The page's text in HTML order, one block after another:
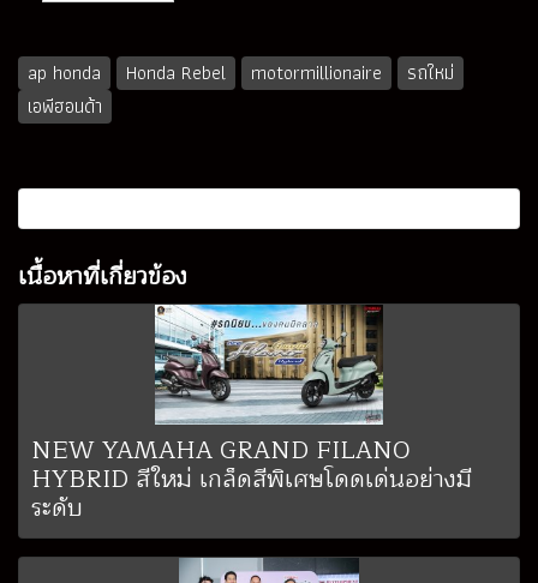
ap honda Honda Rebel motormillionaire
รถใหม่
เอพีฮอนด้า
เนื้อหาที่เกี่ยวข้อง
NEW YAMAHA GRAND FILANO
HYBRID สีใหม่ เกล็ดสีพิเศษโดดเด่นอย่างมี
ระดับ